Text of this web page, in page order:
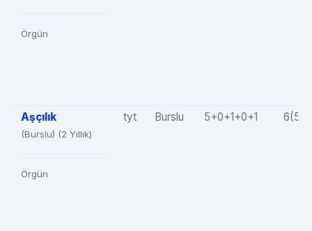
Örgün
Aşçılık
(Burslu) (2 Yıllık)
Örgün
tyt Burslu 5+0+1+0+1